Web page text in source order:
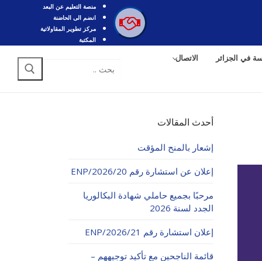
منصة التعليم عن البعد
انضم الى الحاضنة
مركز تطوير المقاولاتية
المكتبة
في الجزائر الاتصال
أحدث المقالات
إشعار بالمنح المؤقت
إعلان عن استشارة رقم 20/ENP/2026
مرحبًا بجميع حاملي شهادة البكالوريا
الجدد لسنة 2026
إعلان استشارة رقم 21/ENP/2026
قائمة الناجحين مع تأكيد توجيههم –